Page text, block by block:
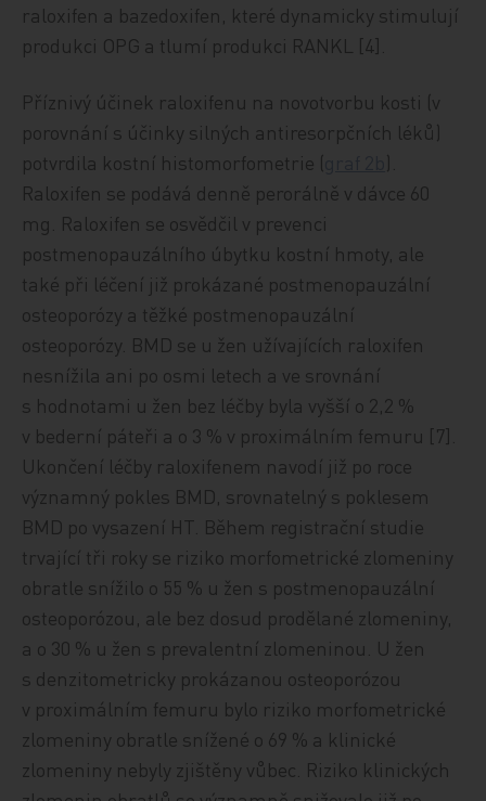
raloxifen a bazedoxifen, které dynamicky stimulují
produkci OPG a tlumí produkci RANKL [4].
Příznivý účinek raloxifenu na novotvorbu kosti (v
porovnání s účinky silných antiresorpčních léků)
potvrdila kostní histomorfometrie (
).
Raloxifen se podává denně perorálně v dávce 60
mg. Raloxifen se osvědčil v prevenci
postmenopauzálního úbytku kostní hmoty, ale
také při léčení již prokázané postmenopauzální
osteoporózy a těžké postmenopauzální
osteoporózy. BMD se u žen užívajících raloxifen
nesnížila ani po osmi letech a ve srovnání
s hodnotami u žen bez léčby byla vyšší o 2,2 %
v bederní páteři a o 3 % v proximálním femuru [7].
Ukončení léčby raloxifenem navodí již po roce
významný pokles BMD, srovnatelný s poklesem
BMD po vysazení HT. Během registrační studie
trvající tři roky se riziko morfometrické zlomeniny
obratle snížilo o 55 % u žen s postmenopauzální
osteoporózou, ale bez dosud prodělané zlomeniny,
a o 30 % u žen s prevalentní zlomeninou. U žen
s denzitometricky prokázanou osteoporózou
v proximálním femuru bylo riziko morfometrické
zlomeniny obratle snížené o 69 % a klinické
zlomeniny nebyly zjištěny vůbec. Riziko klinických